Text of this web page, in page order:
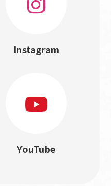
Instagram
YouTube